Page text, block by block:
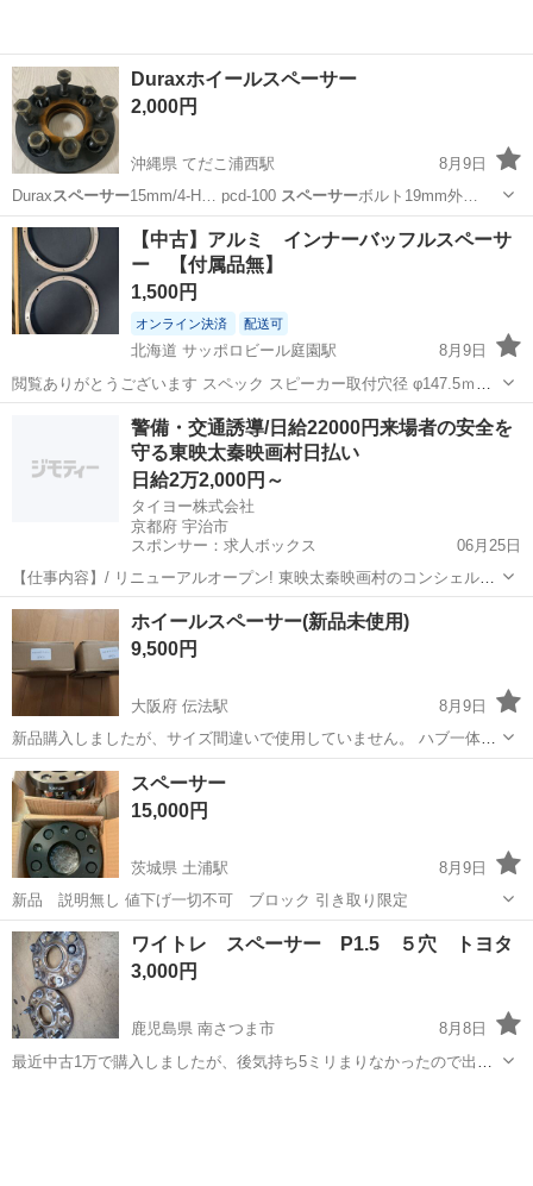
Duraxホイールスペーサー
2,000円
沖縄県 てだこ浦西駅
8月9日
Duraxスペーサー15mm/4-H… pcd-100 スペーサーボルト19mm外…
沖縄 中頭郡 てだこ浦西駅 アクセサリー
【中古】アルミ インナーバッフルスペーサ
ー 【付属品無】
1,500円
オンライン決済 配送可
北海道 サッポロビール庭園駅
8月9日
閲覧ありがとうございます スペック スピーカー取付穴径 φ147.5ｍｍ
（海外メーカーの142ｍｍ～146まで取付可） バッフル厚：16ｍｍ バ
ッフル外径：166ｍｍ 取付ネジ穴ピッチ：157ｍｍ 上記の寸法のた...
恵庭市 サッポロビール庭園駅 カーオーディオ
警備・交通誘導/日給22000円来場者の安全を
守る東映太秦映画村日払い
日給2万2,000円～
タイヨー株式会社
京都府 宇治市
スポンサー：求人ボックス
06月25日
【仕事内容】/ リニューアルオープン! 東映太秦映画村のコンシェルジ
ュ! お仕事内容 リニューアルオープンする東映太秦映画村での 警備ス
タッフをお願いします! 目指せ!「おもてなし」のできる警備員! 具体的
には…? ・出入管理業務...
アルバイト・パート
ホイールスペーサー(新品未使用)
9,500円
大阪府 伝法駅
8月9日
新品購入しましたが、サイズ間違いで使用していません。 ハブ一体型
PCD 120 →114.3に変換 ５穴 厚み15mm 4枚ありますが、内１枚は取
り付けようとしましたが、サイズが合わず。 その時に出来た傷があり
ます。 画...
大阪 大阪市 伝法駅
スペーサー
15,000円
茨城県 土浦駅
8月9日
新品 説明無し 値下げ一切不可 ブロック 引き取り限定
茨城 土浦市 土浦駅 外装、車外用品 スペーサー
ワイトレ スペーサー P1.5 ５穴 トヨタ
3,000円
鹿児島県 南さつま市
8月8日
最近中古1万で購入しましたが、後気持ち5ミリまりなかったので出品